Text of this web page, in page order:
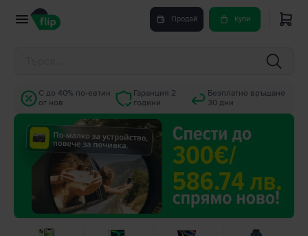
Продай Купи
С до 40% по-евтин
от нов
Гаранция 2
години
Безплатно връщане
30 дни